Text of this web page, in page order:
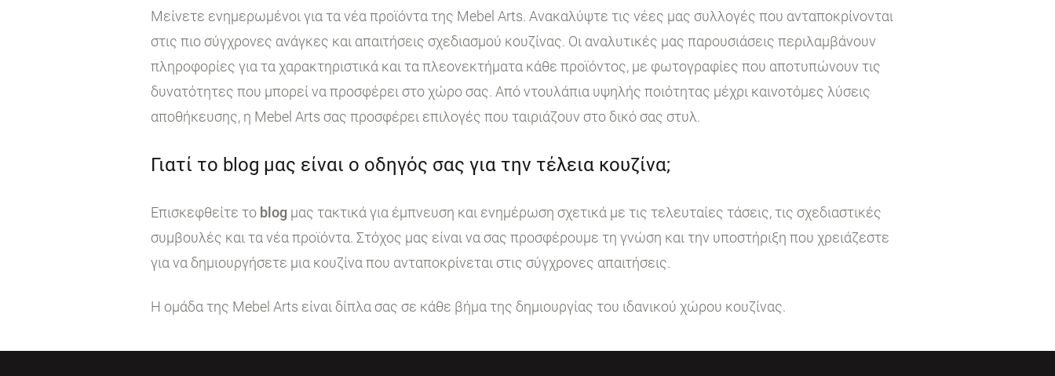
Μείνετε ενημερωμένοι για τα νέα προϊόντα της Mebel Arts. Ανακαλύψτε τις νέες μας συλλογές που ανταποκρίνονται
στις πιο σύγχρονες ανάγκες και απαιτήσεις σχεδιασμού κουζίνας. Οι αναλυτικές μας παρουσιάσεις περιλαμβάνουν
πληροφορίες για τα χαρακτηριστικά και τα πλεονεκτήματα κάθε προϊόντος, με φωτογραφίες που αποτυπώνουν τις
δυνατότητες που μπορεί να προσφέρει στο χώρο σας. Από ντουλάπια υψηλής ποιότητας μέχρι καινοτόμες λύσεις
αποθήκευσης, η Mebel Arts σας προσφέρει επιλογές που ταιριάζουν στο δικό σας στυλ.
Γιατί το blog μας είναι ο οδηγός σας για την τέλεια κουζίνα;
Επισκεφθείτε το blog μας τακτικά για έμπνευση και ενημέρωση σχετικά με τις τελευταίες τάσεις, τις σχεδιαστικές
συμβουλές και τα νέα προϊόντα. Στόχος μας είναι να σας προσφέρουμε τη γνώση και την υποστήριξη που χρειάζεστε
για να δημιουργήσετε μια κουζίνα που ανταποκρίνεται στις σύγχρονες απαιτήσεις.
Η ομάδα της Mebel Arts είναι δίπλα σας σε κάθε βήμα της δημιουργίας του ιδανικού χώρου κουζίνας.